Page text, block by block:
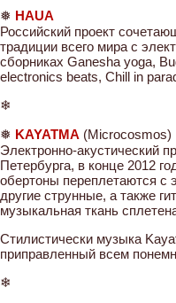
❅ HAUA
Российский проект
традиции всего мира с
сборниках Ganesha yoga,
electronics beats, Chill in
❄
❅ KAYATMA (Microcosmos)
Электронно-акустический
Петербурга, в конце 2012
обертоны переплетаются с
другие струнные, а также
музыкальная ткань
Стилистически музыка
приправленный всем
❄